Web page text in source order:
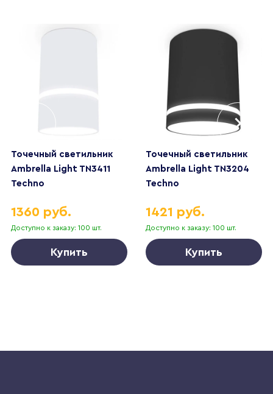
Точечный светильник
Ambrella Light TN3411
Techno
Доступно к заказу: 100 шт.
1360 руб.
Купить
Точечный светильник
Ambrella Light TN3204
Techno
Доступно к заказу: 100 шт.
1421 руб.
Купить